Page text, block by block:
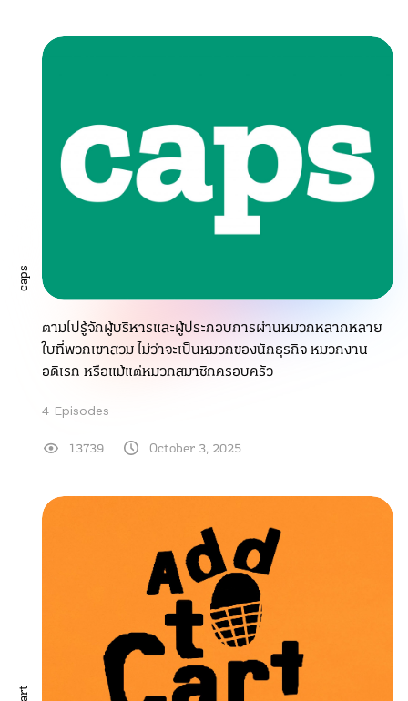
caps
ตามไปรู้จักผู้บริหารและผู้ประกอบการผ่านหมวกหลากหลาย
ใบที่พวกเขาสวม ไม่ว่าจะเป็นหมวกของนักธุรกิจ หมวกงาน
อดิเรก หรือแม้แต่หมวกสมาชิกครอบครัว
4 Episodes
13739 October 3, 2025